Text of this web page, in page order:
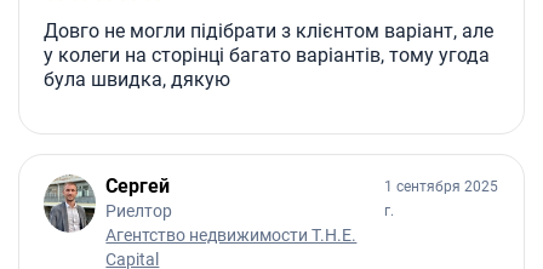
Довго не могли підібрати з клієнтом варіант, але
у колеги на сторінці багато варіантів, тому угода
була швидка, дякую
Сергей
Риелтор
Агентство недвижимости T.H.E.
Capital
1 сентября 2025
г.